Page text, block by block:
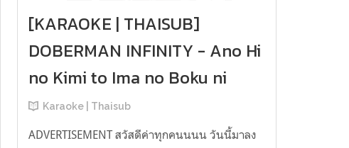
[KARAOKE | THAISUB]
DOBERMAN INFINITY - Ano Hi
no Kimi to Ima no Boku ni
Karaoke | Thaisub
ADVERTISEMENT สวัสดีค่าทุกคนนนน วันนี้มาลง